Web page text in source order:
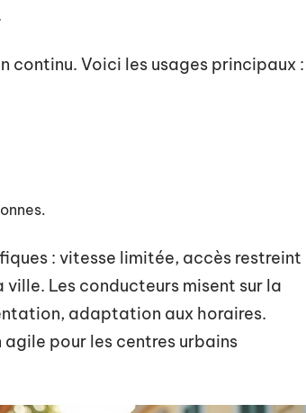
continu. Voici les usages principaux :
: vitesse limitée, accès restreint
Les conducteurs misent sur la
adaptation aux horaires.
pour les centres urbains